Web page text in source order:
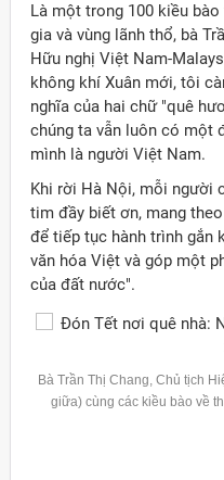
Là một trong 100 kiều
gia và vùng lãnh thổ, bà
Hữu nghị Việt Nam-
không khí Xuân mới, tôi
nghĩa của hai chữ "quê
chúng ta vẫn luôn có một
mình là người Việt Nam.
Khi rời Hà Nội, mỗi người
tim đầy biết ơn, mang
để tiếp tục hành trình gắn
văn hóa Việt và góp một
của đất nước".
Bà Trần Thị Chang, Chủ tịch
giữa) cùng các kiều bào về